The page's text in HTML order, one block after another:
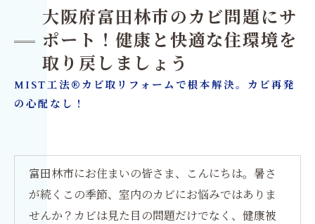
大阪府富田林市のカビ問題にサ
ポート！健康と快適な住環境を
取り戻しましょう
MIST工法®カビ取リフォームで根本解決。カビ再発
の心配なし！
富田林市にお住まいの皆さま、こんにちは。暑さ
が続くこの季節、室内のカビにお悩みではありま
せんか？カビは見た目の問題だけでなく、健康被